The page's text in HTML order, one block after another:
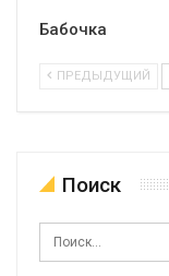
Бабочка
ПРЕДЫДУЩИЙ
Поиск